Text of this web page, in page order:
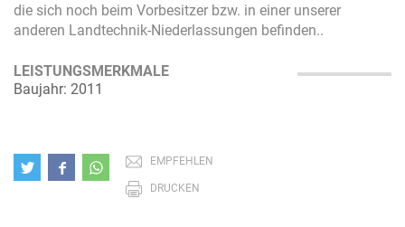
die sich noch beim Vorbesitzer bzw. in einer unserer
anderen Landtechnik-Niederlassungen befinden..
LEISTUNGSMERKMALE
Baujahr: 2011
EMPFEHLEN
DRUCKEN